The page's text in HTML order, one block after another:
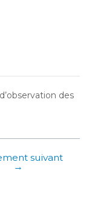
des
suivant
→